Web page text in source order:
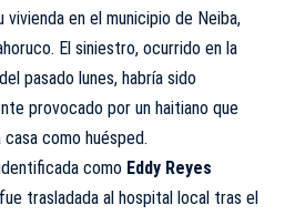
vivienda en el municipio de Neiba,
El siniestro, ocurrido en la
pasado lunes, habría sido
provocado por un haitiano que
casa como huésped.
como Eddy Reyes
fue trasladada al hospital local tras el